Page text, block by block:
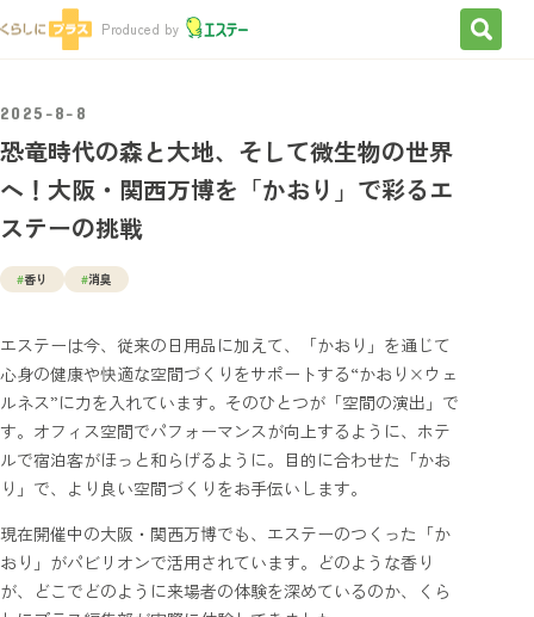
Produced by 検索を
2025-8-8
恐竜時代の森と大地、そして微生物の世界
へ！大阪・関西万博を「かおり」で彩るエ
ステーの挑戦
#香り #消臭
エステーは今、従来の日用品に加えて、「かおり」を通じて
心身の健康や快適な空間づくりをサポートする“かおり×ウェ
ルネス”に力を入れています。そのひとつが「空間の演出」で
す。オフィス空間でパフォーマンスが向上するように、ホテ
ルで宿泊客がほっと和らげるように。目的に合わせた「かお
り」で、より良い空間づくりをお手伝いします。
現在開催中の大阪・関西万博でも、エステーのつくった「か
おり」がパビリオンで活用されています。どのような香り
が、どこでどのように来場者の体験を深めているのか、くら